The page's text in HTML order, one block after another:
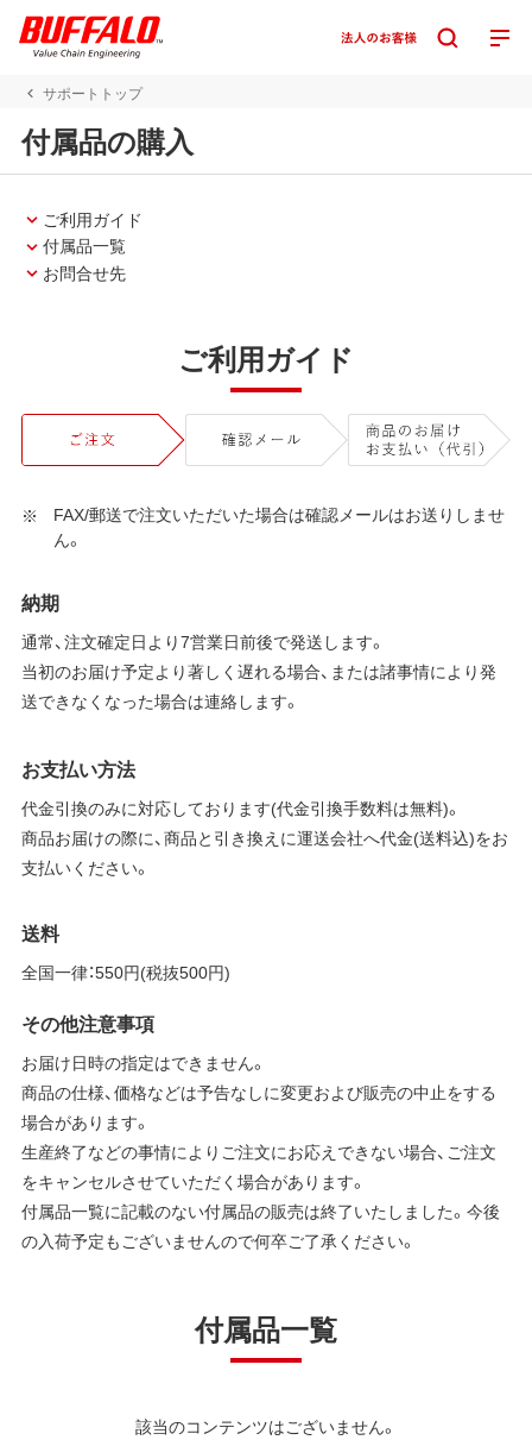
サポートトップ
付属品の購入
ご利用ガイド
付属品一覧
お問合せ先
ご利用ガイド
FAX/郵送で注文いただいた場合は確認メールはお送りしませ
ん。
納期
通常、注文確定日より7営業日前後で発送します。
当初のお届け予定より著しく遅れる場合、または諸事情により発
送できなくなった場合は連絡します。
お支払い方法
代金引換のみに対応しております(代金引換手数料は無料)。
商品お届けの際に、商品と引き換えに運送会社へ代金(送料込)をお
支払いください。
送料
全国一律：550円(税抜500円)
その他注意事項
お届け日時の指定はできません。
商品の仕様、価格などは予告なしに変更および販売の中止をする
場合があります。
生産終了などの事情によりご注文にお応えできない場合、ご注文
をキャンセルさせていただく場合があります。
付属品一覧に記載のない付属品の販売は終了いたしました。今後
の入荷予定もございませんので何卒ご了承ください。
付属品一覧
該当のコンテンツはございません。